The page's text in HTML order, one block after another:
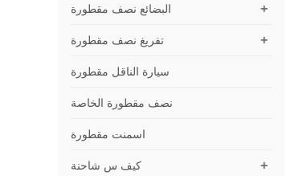
+ البضائع نصف مقطورة
+ تفريغ نصف مقطورة
سيارة الناقل مقطورة
نصف مقطورة الخاصة
اسمنت مقطورة
+ كيف س شاحنة